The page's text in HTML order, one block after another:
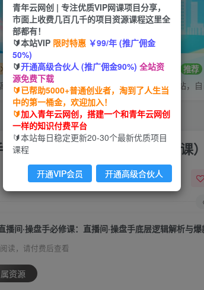
招募站长 推荐
搭建同款网站，
层逻辑解析与爆款打造（8节课）
读，请付费后查看
资源
青年云网创 | 专注优质VIP网课项目分享，
市面上收费几百几千的项目资源课程这里全
部都有！
🔰本站VIP 限时特惠 ￥99/年 (推广佣金
50%)
🔰开通高级合伙人 (推广佣金90%) 全站资
源免费下载
🔰已帮助5000+普通创业者，淘到了人生当
中的第一桶金，欢迎加入！
🔰加入青年云网创，搭建一个和青年云网创
一样的知识付费平台
🔰本站每日稳定更新20-30个最新优质项目
课程
开通VIP会员 开通高级合伙人